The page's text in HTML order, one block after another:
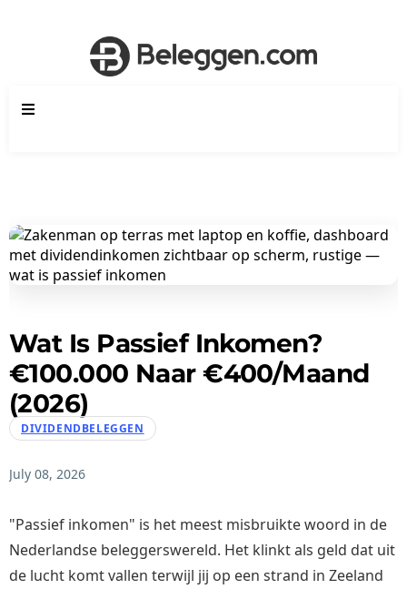
Wat Is Passief Inkomen?
€100.000 Naar €400/Maand
(2026)
DIVIDENDBELEGGEN
July 08, 2026
"Passief inkomen" is het meest misbruikte woord in de
Nederlandse beleggerswereld. Het klinkt als geld dat uit
de lucht komt vallen terwijl jij op een strand in Zeeland